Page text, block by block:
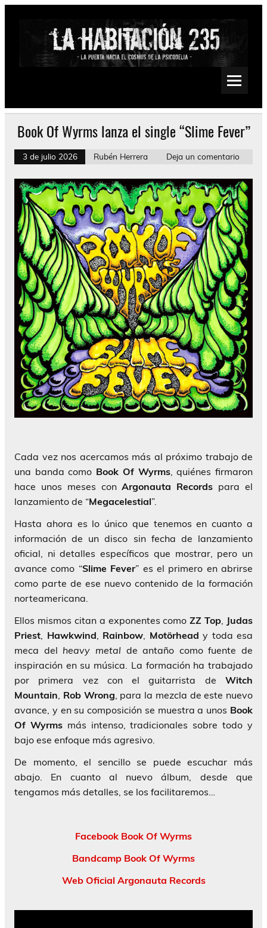
Saltar
Psychedelic, Stoner, Doom, Sludge, Fuzz, Space, Drone
Book Of Wyrms lanza el single “Slime Fever”
3 de julio 2026 Rubén Herrera Deja un comentario
Cada vez nos acercamos más al próximo trabajo de
una banda como Book Of Wyrms, quiénes firmaron
hace unos meses conArgonauta Records para el
lanzamiento de “Megacelestial”.
Hasta ahora es lo único que tenemos en cuanto a
información de un disco sin fecha de lanzamiento
oficial, ni detalles específicos que mostrar, pero un
avance como “Slime Fever” es el primero en abrirse
como parte de ese nuevo contenido de la formación
norteamericana.
Ellos mismos citan a exponentes comoZZ Top Judas
Priest Hawkwind Rainbow Motörhead y toda esa
meca del heavy metalde antaño como fuente de
inspiración en su música. La formación ha trabajado
por primera vez con el guitarrista de Witch
Mountain Rob Wrong , para la mezcla de este nuevo
avance, y en su composición se muestra a unos Book
Of Wyrmsmás intenso, tradicionales sobre todo y
bajo ese enfoque más agresivo.
De momento, el sencillo se puede escuchar más
abajo. En cuanto al nuevo álbum, desde que
tengamos más detalles, se los facilitaremos…
Facebook Book Of Wyrms
Bandcamp Book Of Wyrms
Web Oficial Argonauta Records